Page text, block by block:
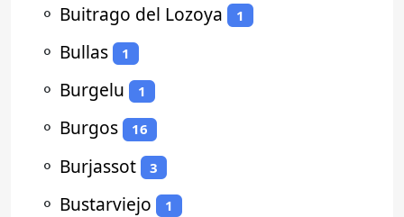
⚬ Buitrago del Lozoya 1
⚬ Bullas 1
⚬ Burgelu 1
⚬ Burgos 16
⚬ Burjassot 3
⚬ Bustarviejo 1